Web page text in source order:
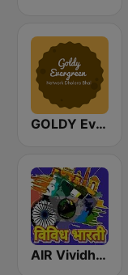
GOLDY Evergreen
AIR Vividh Bharati